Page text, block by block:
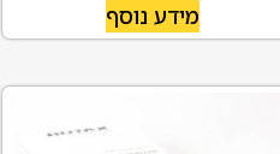
מידע נוסף